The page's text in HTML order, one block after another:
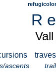
R
ascents